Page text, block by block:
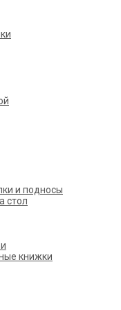
и подносы
стол
книжки